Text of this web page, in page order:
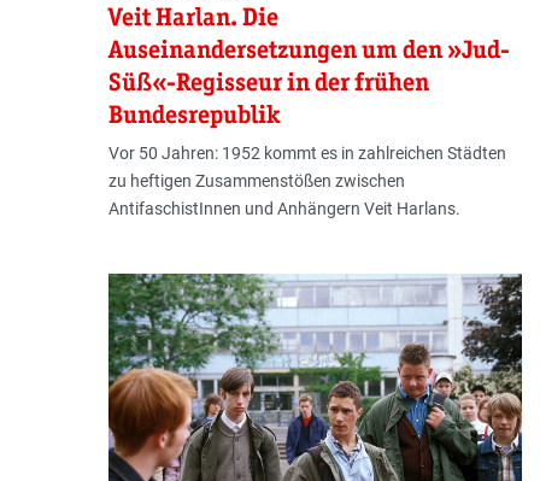
Veit Harlan. Die
Auseinandersetzungen um den »Jud-
Süß«-Regisseur in der frühen
Bundesrepublik
Vor 50 Jahren: 1952 kommt es in zahlreichen Städten
zu heftigen Zusammenstößen zwischen
AntifaschistInnen und Anhängern Veit Harlans.